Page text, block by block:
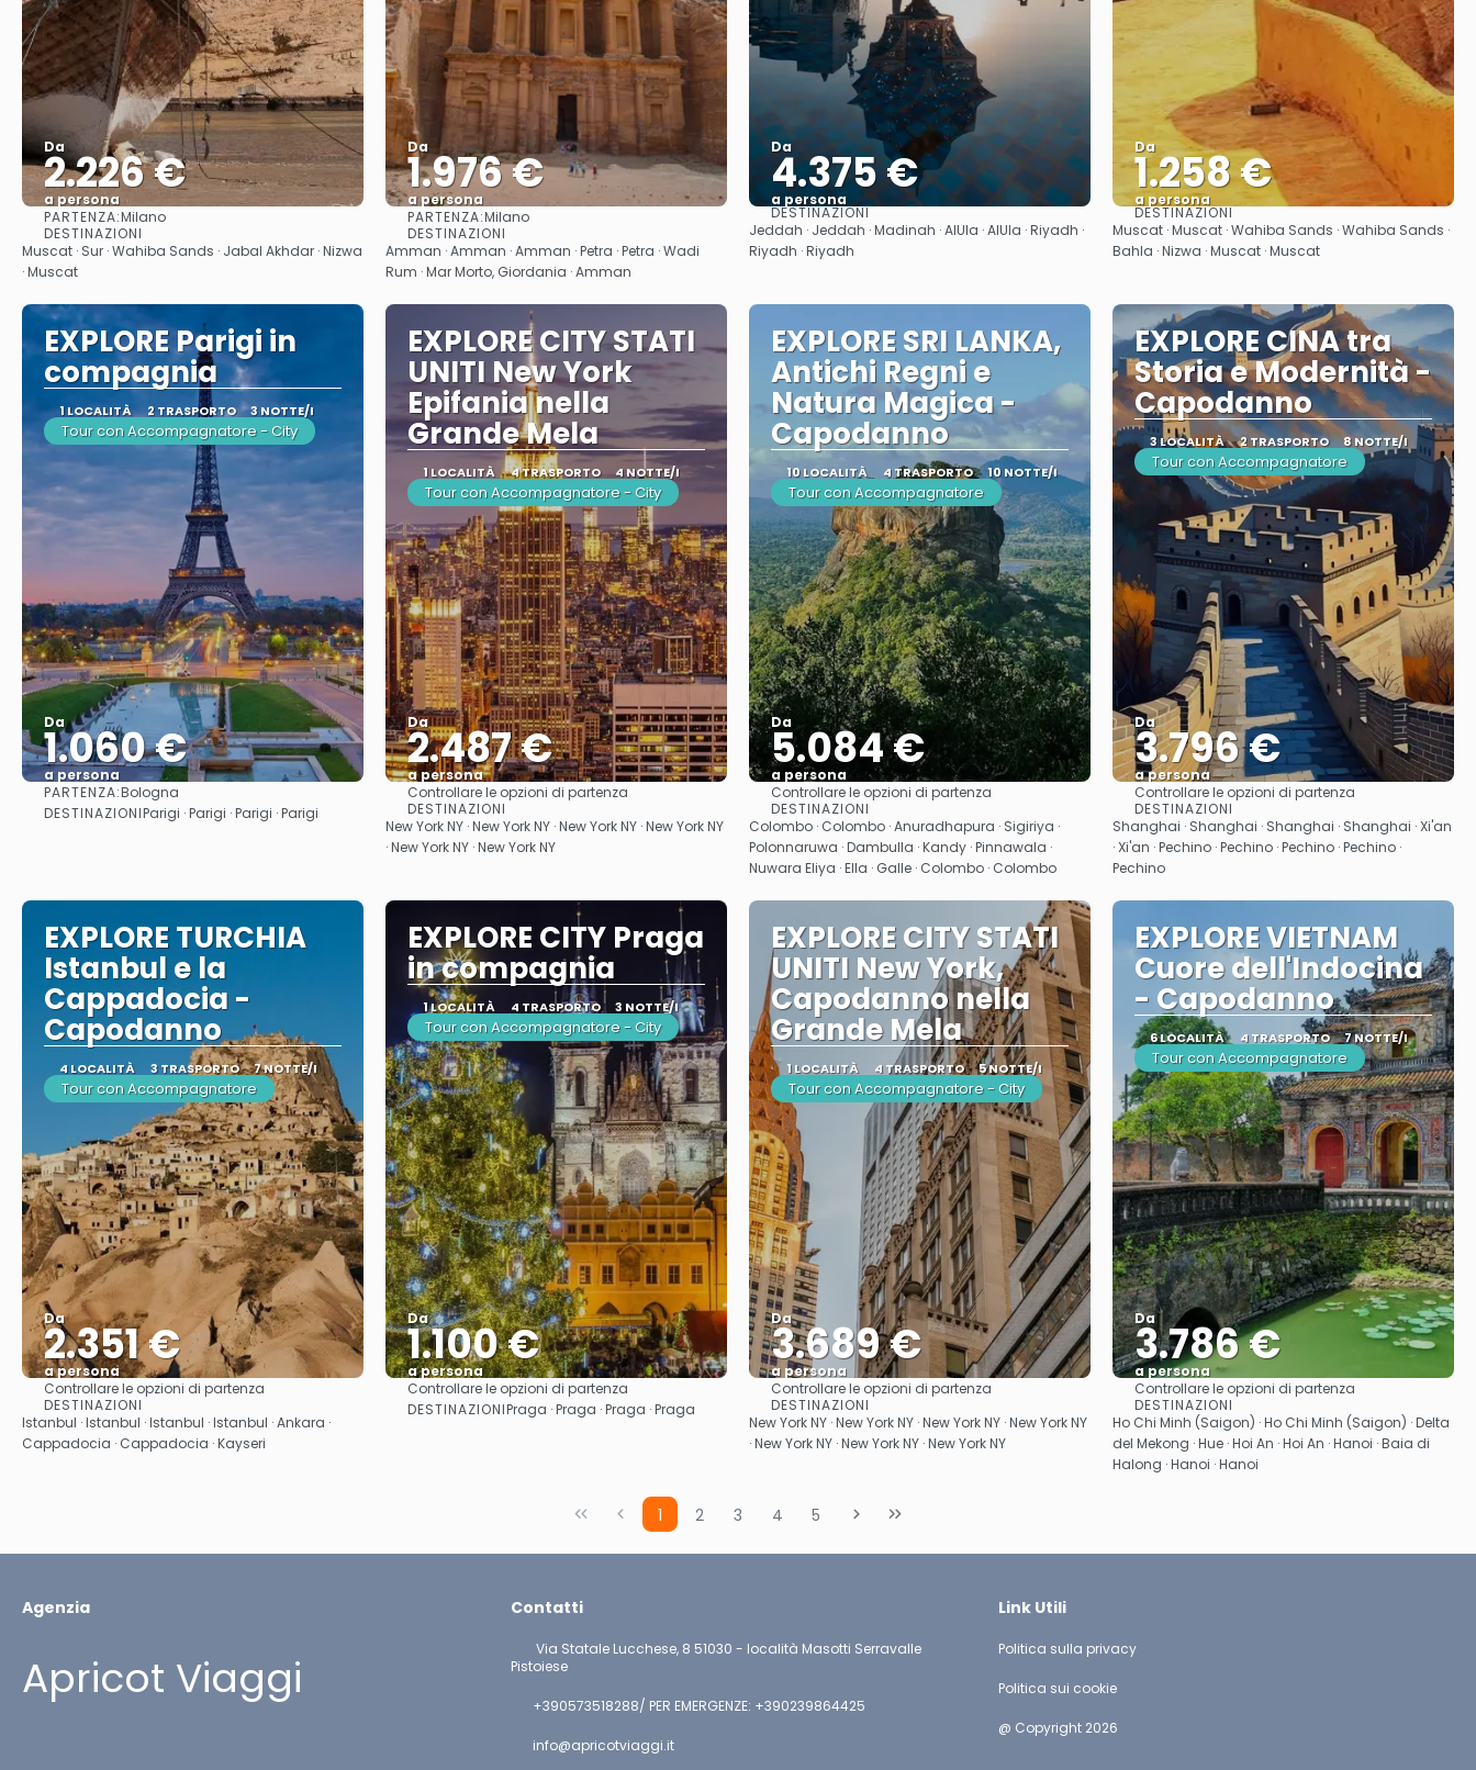
Da
2.226 €
a persona
PARTENZA:Milano
DESTINAZIONI
Muscat · Sur · Wahiba Sands · Jabal Akhdar · Nizwa
· Muscat
Da
1.976 €
a persona
PARTENZA:Milano
DESTINAZIONI
Amman · Amman · Amman · Petra · Petra · Wadi
Rum · Mar Morto, Giordania · Amman
Da
4.375 €
a persona
Vedere
DESTINAZIONI
Jeddah · Jeddah · Madinah · AlUla · AlUla · Riyadh ·
Riyadh · Riyadh
Da
1.258 €
a persona
Vedere
DESTINAZIONI
Muscat · Muscat · Wahiba Sands · Wahiba Sands ·
Bahla · Nizwa · Muscat · Muscat
EXPLORE Parigi in
compagnia
1 LOCALITÀ 2 TRASPORTO 3 NOTTE/I
Tour con Accompagnatore - City
Da
1.060 €
a persona
Vedere
PARTENZA:Bologna
DESTINAZIONIParigi · Parigi · Parigi · Parigi
EXPLORE CITY STATI
UNITI New York
Epifania nella
Grande Mela
1 LOCALITÀ 4 TRASPORTO 4 NOTTE/I
Tour con Accompagnatore - City
Da
2.487 €
a persona
Vedere
Controllare le opzioni di partenza
DESTINAZIONI
New York NY · New York NY · New York NY · New York NY
· New York NY · New York NY
EXPLORE SRI LANKA,
Antichi Regni e
Natura Magica -
Capodanno
10 LOCALITÀ 4 TRASPORTO 10 NOTTE/I
Tour con Accompagnatore
Da
5.084 €
a persona
Vedere
Controllare le opzioni di partenza
DESTINAZIONI
Colombo · Colombo · Anuradhapura · Sigiriya ·
Polonnaruwa · Dambulla · Kandy · Pinnawala ·
Nuwara Eliya · Ella · Galle · Colombo · Colombo
EXPLORE CINA tra
Storia e Modernità -
Capodanno
3 LOCALITÀ 2 TRASPORTO 8 NOTTE/I
Tour con Accompagnatore
Da
3.796 €
a persona
Vedere
Controllare le opzioni di partenza
DESTINAZIONI
Shanghai · Shanghai · Shanghai · Shanghai · Xi'an
· Xi'an · Pechino · Pechino · Pechino · Pechino ·
Pechino
EXPLORE TURCHIA
Istanbul e la
Cappadocia -
Capodanno
4 LOCALITÀ 3 TRASPORTO 7 NOTTE/I
Tour con Accompagnatore
Da
2.351 €
a persona
Vedere
Controllare le opzioni di partenza
DESTINAZIONI
Istanbul · Istanbul · Istanbul · Istanbul · Ankara ·
Cappadocia · Cappadocia · Kayseri
EXPLORE CITY Praga
in compagnia
1 LOCALITÀ 4 TRASPORTO 3 NOTTE/I
Tour con Accompagnatore - City
Da
1.100 €
a persona
Vedere
Controllare le opzioni di partenza
DESTINAZIONIPraga · Praga · Praga · Praga
EXPLORE CITY STATI
UNITI New York,
Capodanno nella
Grande Mela
1 LOCALITÀ 4 TRASPORTO 5 NOTTE/I
Tour con Accompagnatore - City
Da
3.689 €
a persona
Vedere
Controllare le opzioni di partenza
DESTINAZIONI
New York NY · New York NY · New York NY · New York NY
· New York NY · New York NY · New York NY
EXPLORE VIETNAM
Cuore dell'Indocina
- Capodanno
6 LOCALITÀ 4 TRASPORTO 7 NOTTE/I
Tour con Accompagnatore
Da
3.786 €
a persona
Vedere
Controllare le opzioni di partenza
DESTINAZIONI
Ho Chi Minh (Saigon) · Ho Chi Minh (Saigon) · Delta
del Mekong · Hue · Hoi An · Hoi An · Hanoi · Baia di
Halong · Hanoi · Hanoi
1 2 3 4 5
Agenzia
Apricot Viaggi
Contatti
Via Statale Lucchese, 8 51030 - località Masotti Serravalle
Pistoiese
+390573518288/ PER EMERGENZE: +390239864425
info@apricotviaggi.it
Link Utili
Politica sulla privacy
Politica sui cookie
@ Copyright 2026